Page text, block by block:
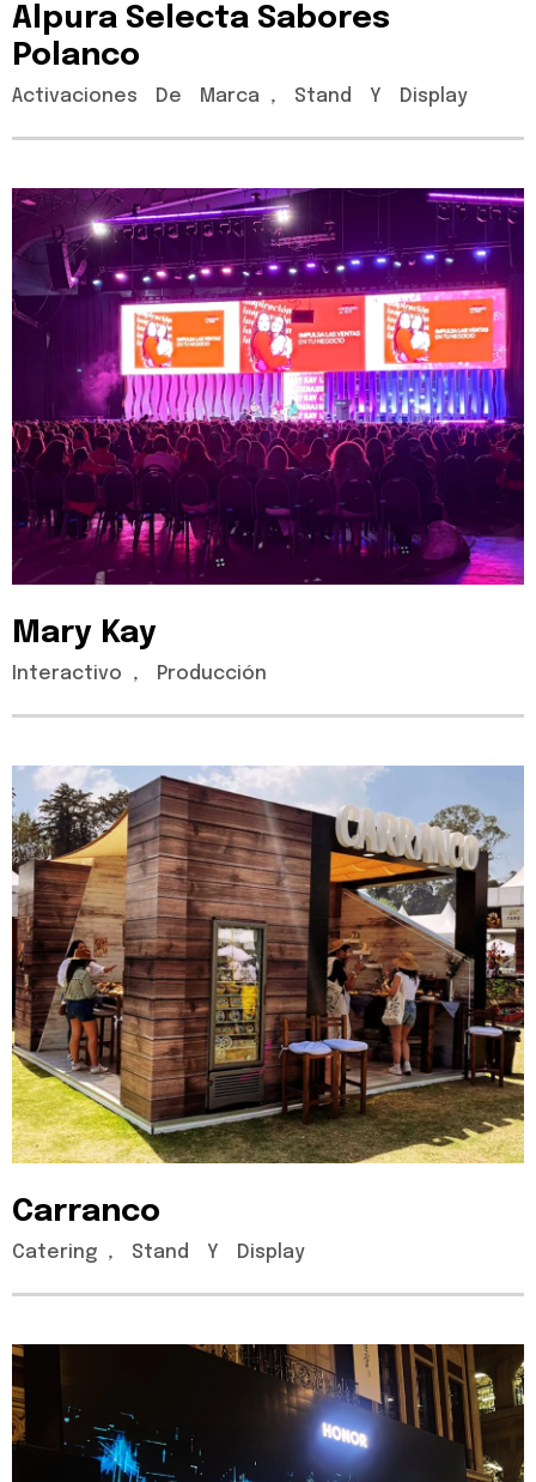
Alpura Selecta Sabores
Polanco
Activaciones De Marca , Stand Y Display
Mary Kay
Interactivo , Producción
Carranco
Catering , Stand Y Display